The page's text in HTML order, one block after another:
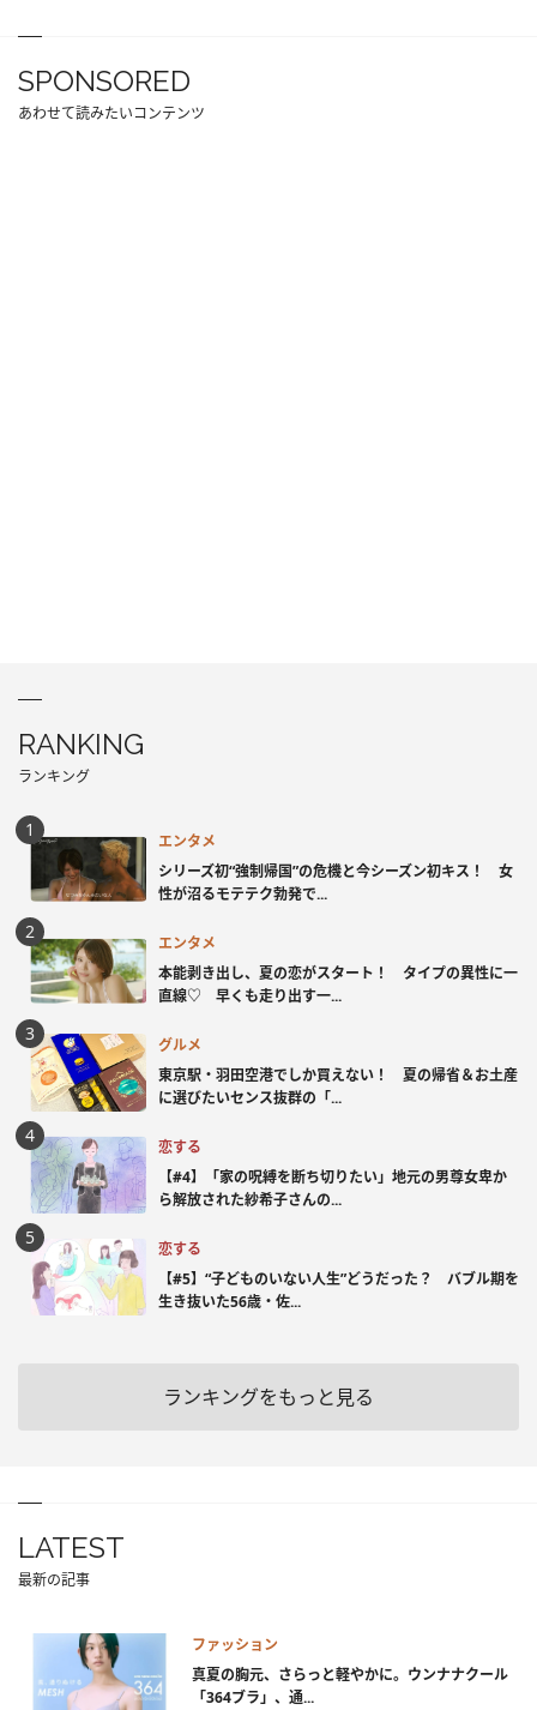
SPONSORED
あわせて読みたいコンテンツ
RANKING
ランキング
エンタメ
シリーズ初“強制帰国”の危機と今シーズン初キス！ 女
性が沼るモテテク勃発で...
エンタメ
本能剥き出し、夏の恋がスタート！ タイプの異性に一
直線♡ 早くも走り出す一...
グルメ
東京駅・羽田空港でしか買えない！ 夏の帰省＆お土産
に選びたいセンス抜群の「...
恋する
【#4】「家の呪縛を断ち切りたい」地元の男尊女卑か
ら解放された紗希子さんの...
恋する
【#5】“子どものいない人生”どうだった？ バブル期を
生き抜いた56歳・佐...
ランキングをもっと見る
LATEST
最新の記事
ファッション
真夏の胸元、さらっと軽やかに。ウンナナクール
「364ブラ」、通...